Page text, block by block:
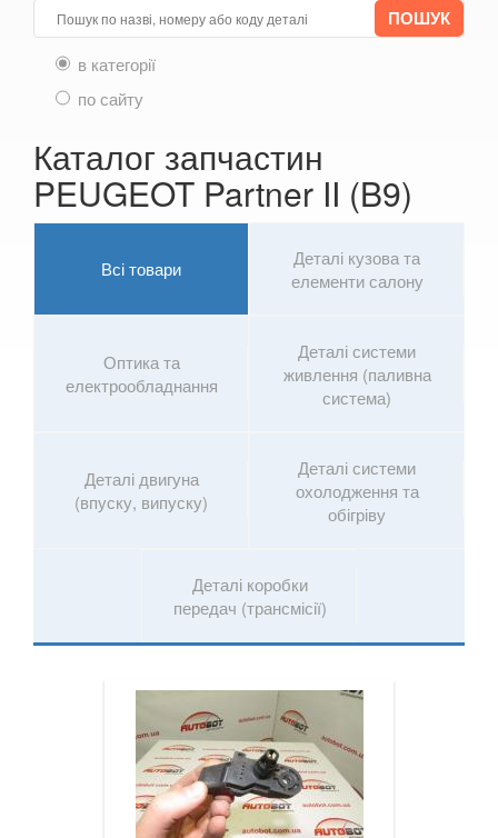
Boxer II (250)
Expert II (VF3)
RCZ
Traveller
PORSCHE
ROVER
SAAB
SKODA
VOLKSWAGEN
в категорії
по сайту
Каталог запчастин
PEUGEOT Partner II (B9)
Всі товари
Деталі кузова та
елементи салону
Оптика та
електрообладнання
Деталі системи
живлення (паливна
система)
Деталі двигуна
(впуску, випуску)
Деталі системи
охолодження та
обігріву
Деталі коробки
передач (трансмісії)